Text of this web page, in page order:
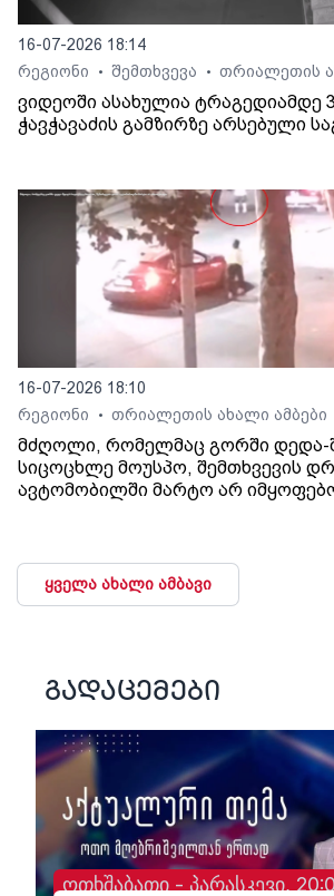
16-07-2026 18:14
რეგიონი
• შემთხვევა • თრიალეთის
ვიდეოში ასახულია ტრაგედიამდე
ჭავჭავაძის გამზირზე არსებული
16-07-2026 18:10
რეგიონი
• თრიალეთის ახალი ამბები
მძღოლი, რომელმაც გორში დედა-
სიცოცხლე მოუსპო, შემთხვევის
ავტომობილში მარტო არ
ყველა ახალი ამბავი
გადაცემები
ოთხშაბათი - პარასკევი,